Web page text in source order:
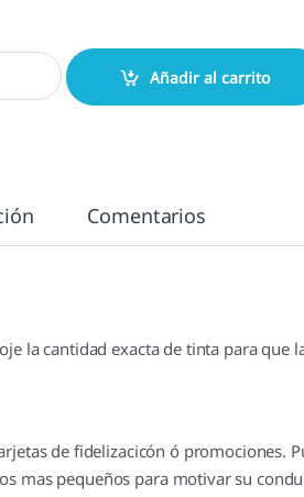
70x35 mm. cantidad
Añadir al carrito
Comentarios
la cantidad exacta de tinta para que
de fidelizacicón ó promociones.
mas pequeños para motivar su